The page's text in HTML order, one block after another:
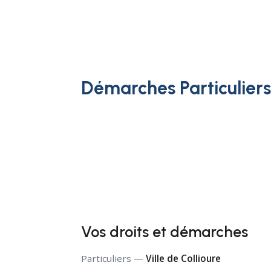
Démarches Particuliers
Vos droits et démarches
Particuliers —Ville de Collioure